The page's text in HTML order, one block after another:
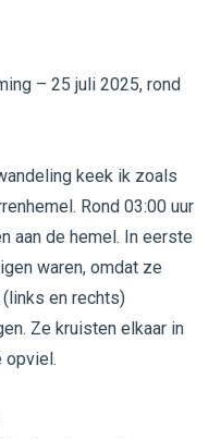
– 25 juli 2025, rond
keek ik zoals
Rond 03:00 uur
aan de hemel. In eerste
waren, omdat ze
en rechts)
Ze kruisten elkaar in
opviel.